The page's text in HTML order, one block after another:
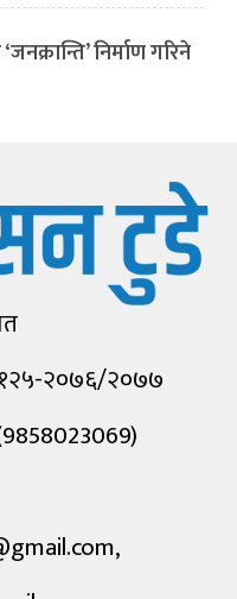
निर्माण गरिने
२०७६/२०७७
,